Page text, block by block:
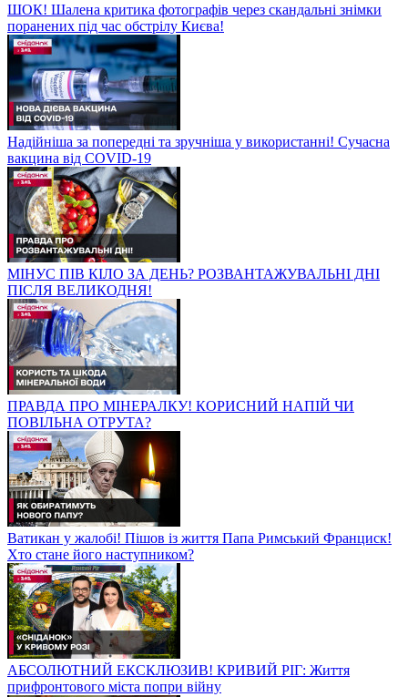
ШОК! Шалена критика фотографів через скандальні знімки
поранених під час обстрілу Києва!
Надійніша за попередні та зручніша у використанні! Сучасна
вакцина від COVID-19
МІНУС ПІВ КІЛО ЗА ДЕНЬ? РОЗВАНТАЖУВАЛЬНІ ДНІ
ПІСЛЯ ВЕЛИКОДНЯ!
ПРАВДА ПРО МІНЕРАЛКУ! КОРИСНИЙ НАПІЙ ЧИ
ПОВІЛЬНА ОТРУТА?
Ватикан у жалобі! Пішов із життя Папа Римський Франциск!
Хто стане його наступником?
АБСОЛЮТНИЙ ЕКСКЛЮЗИВ! КРИВИЙ РІГ: Життя
прифронтового міста попри війну